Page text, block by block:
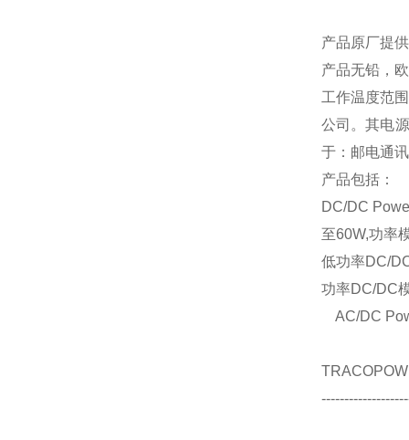
产品原厂提
产品无铅，
工作温度范
公司。其电
于：邮电通
产品包括：
DC/DC
至60W,功率
低功率DC/
功率DC/DC
AC/DC